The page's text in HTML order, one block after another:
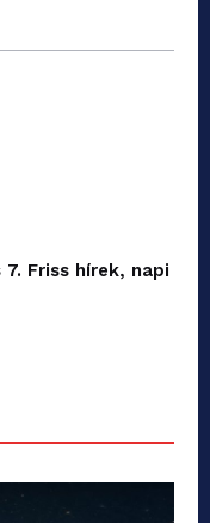
Friss hírek, napi